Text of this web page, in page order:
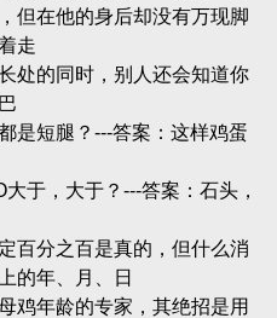
但在他的身后却没有万现脚
走
处的同时，别人还会知道你
是短腿？---答案：这样鸡蛋
于，大于？---答案：石头，
百分之百是真的，但什么消
的年、月、日
鸡年龄的专家，其绝招是用